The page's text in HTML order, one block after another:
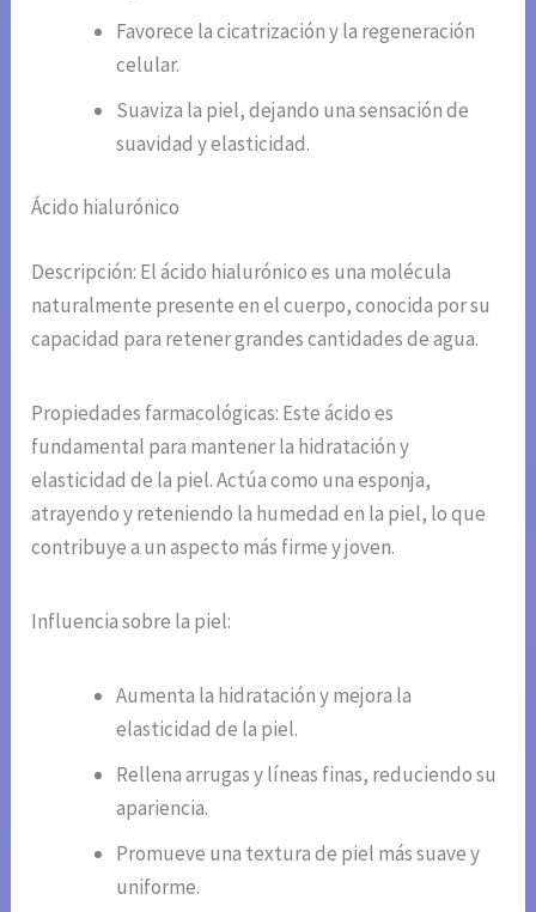
Favorece la cicatrización y la regeneración
celular.
Suaviza la piel, dejando una sensación de
suavidad y elasticidad.
Ácido hialurónico
Descripción: El ácido hialurónico es una molécula
naturalmente presente en el cuerpo, conocida por su
capacidad para retener grandes cantidades de agua.
Propiedades farmacológicas: Este ácido es
fundamental para mantener la hidratación y
elasticidad de la piel. Actúa como una esponja,
atrayendo y reteniendo la humedad en la piel, lo que
contribuye a un aspecto más firme y joven.
Influencia sobre la piel:
Aumenta la hidratación y mejora la
elasticidad de la piel.
Rellena arrugas y líneas finas, reduciendo su
apariencia.
Promueve una textura de piel más suave y
uniforme.